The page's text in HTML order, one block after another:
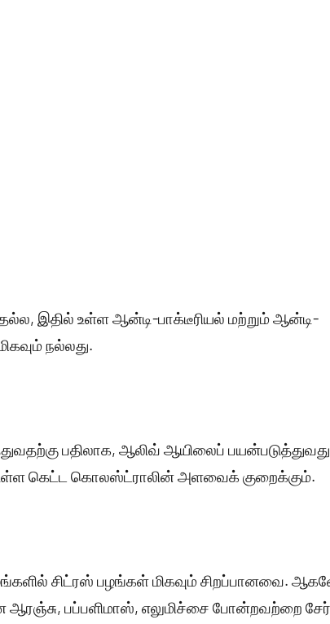
இதில் உள்ள ஆன்டி-பாக்டீரியல் மற்றும் ஆன்டி-
நல்லது.
பதிலாக, ஆலிவ் ஆயிலைப் பயன்படுத்துவது
கெட்ட கொலஸ்ட்ராலின் அளவைக் குறைக்கும்.
சிட்ரஸ் பழங்கள் மிகவும் சிறப்பானவை.
ஆரஞ்சு, பப்பளிமாஸ், எலுமிச்சை போன்றவற்றை